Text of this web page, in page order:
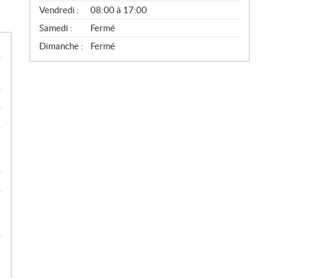
Vendredi :
08:00 à 17:00
Samedi :
Fermé
Dimanche :
Fermé